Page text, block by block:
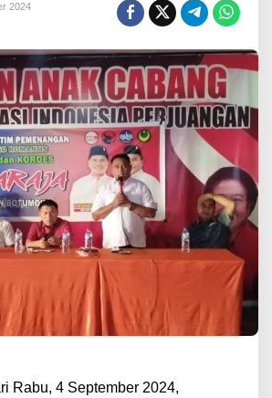
2024
Rabu, 4 September 2024,